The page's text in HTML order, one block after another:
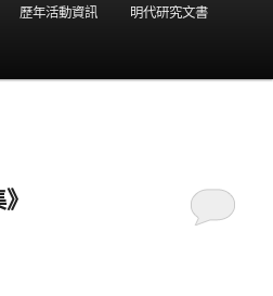
歷年活動資訊 明代研究文書